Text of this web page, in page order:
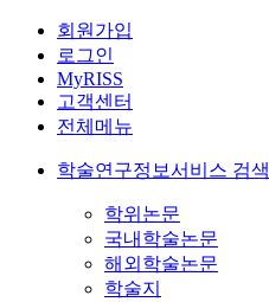
회원가입
로그인
MyRISS
고객센터
전체메뉴
학술연구정보서비스 검색
학위논문
국내학술논문
해외학술논문
학술지